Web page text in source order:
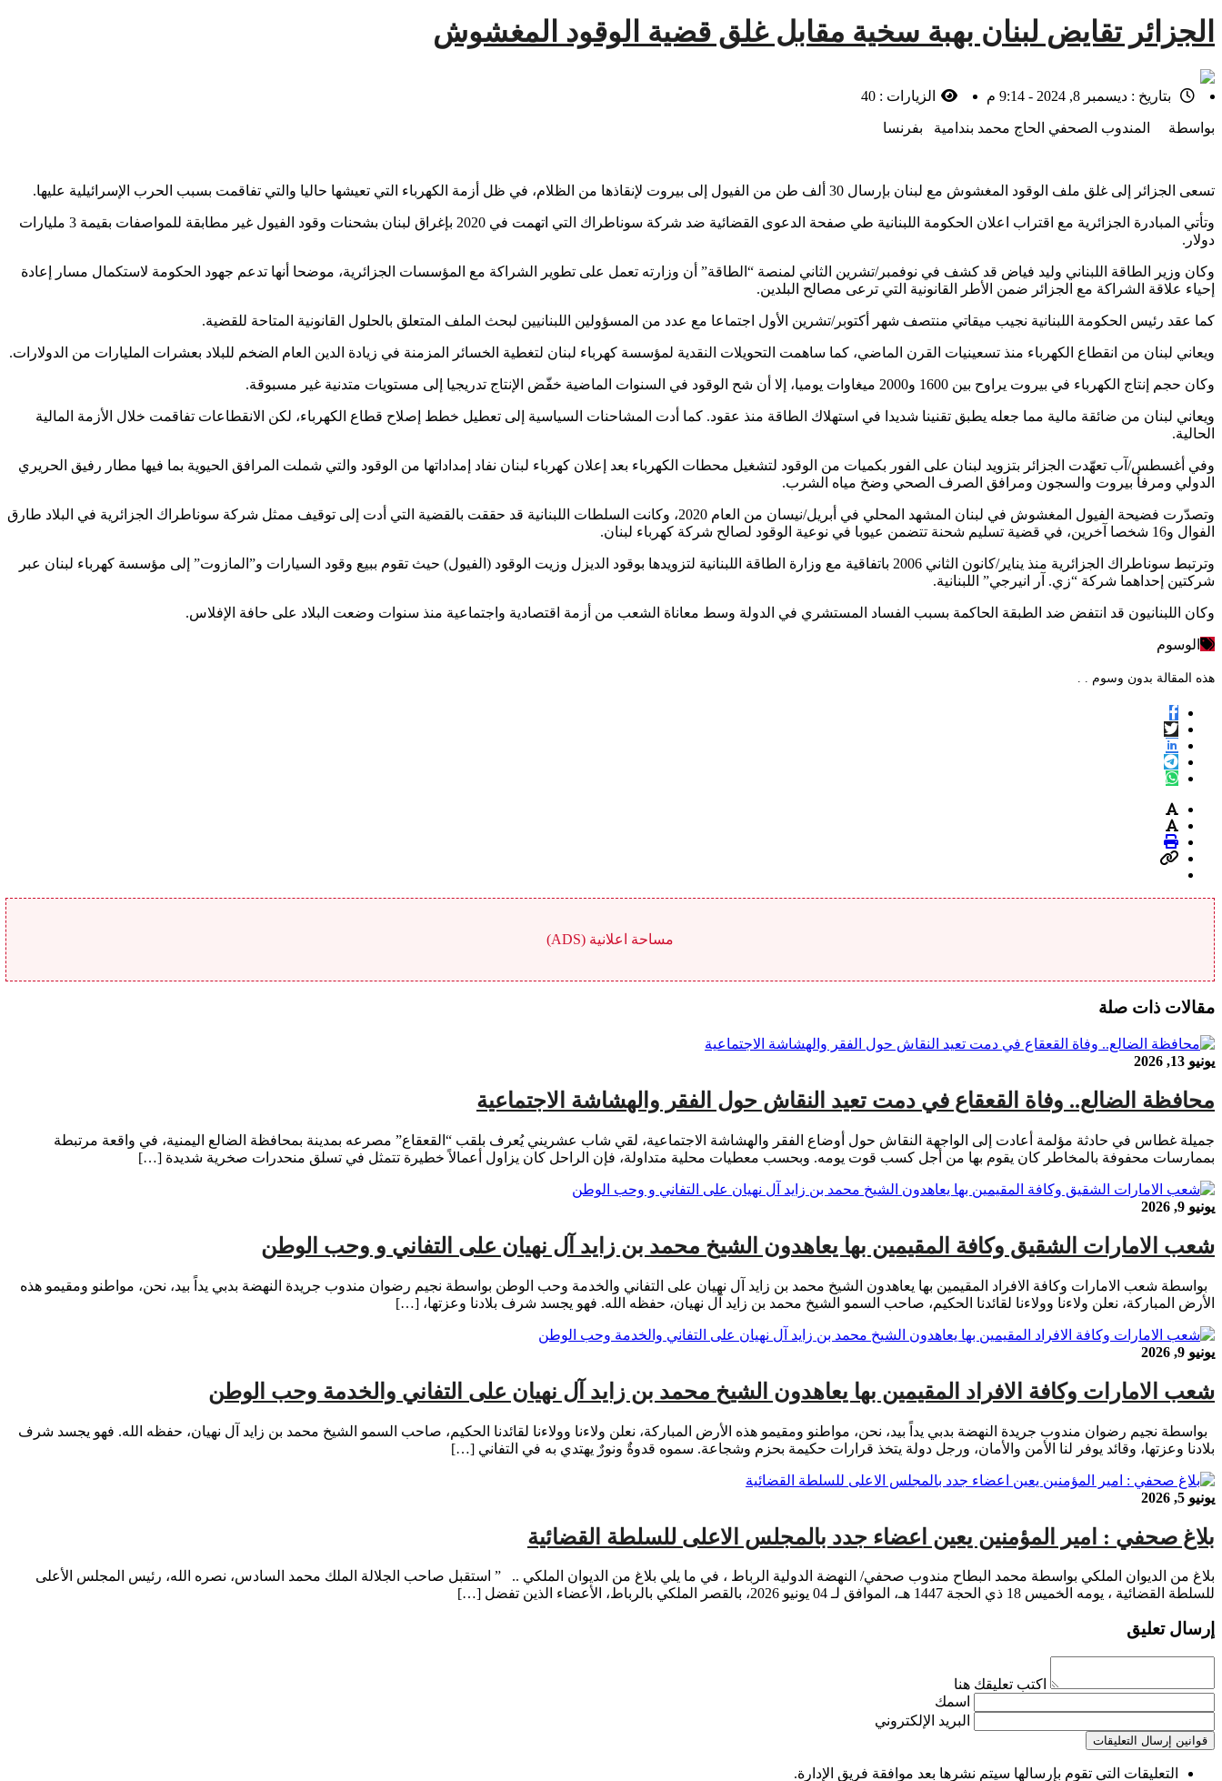
الجزائر تقايض لبنان بهبة سخية مقابل غلق قضية الوقود المغشوش
بتاريخ : ديسمبر 8, 2024 - 9:14 م الزيارات : 40
بواسطة المندوب الصحفي الحاج محمد بندامية بفرنسا
تسعى الجزائر إلى غلق ملف الوقود المغشوش مع لبنان بإرسال 30 ألف طن من الفيول إلى بيروت لإنقاذها من الظلام، في ظل أزمة الكهرباء التي تعيشها حاليا والتي تفاقمت بسبب الحرب الإسرائيلية عليها.
وتأتي المبادرة الجزائرية مع اقتراب اعلان الحكومة اللبنانية طي صفحة الدعوى القضائية ضد شركة سوناطراك التي اتهمت في 2020 بإغراق لبنان بشحنات وقود الفيول غير مطابقة للمواصفات بقيمة 3 مليارات
دولار.
وكان وزير الطاقة اللبناني وليد فياض قد كشف في نوفمبر/تشرين الثاني لمنصة “الطاقة” أن وزارته تعمل على تطوير الشراكة مع المؤسسات الجزائرية، موضحا أنها تدعم جهود الحكومة لاستكمال مسار إعادة
إحياء علاقة الشراكة مع الجزائر ضمن الأطر القانونية التي ترعى مصالح البلدين.
كما عقد رئيس الحكومة اللبنانية نجيب ميقاتي منتصف شهر أكتوبر/تشرين الأول اجتماعا مع عدد من المسؤولين اللبنانيين لبحث الملف المتعلق بالحلول القانونية المتاحة للقضية.
ويعاني لبنان من انقطاع الكهرباء منذ تسعينيات القرن الماضي، كما ساهمت التحويلات النقدية لمؤسسة كهرباء لبنان لتغطية الخسائر المزمنة في زيادة الدين العام الضخم للبلاد بعشرات المليارات من الدولارات.
وكان حجم إنتاج الكهرباء في بيروت يراوح بين 1600 و2000 ميغاوات يوميا، إلا أن شح الوقود في السنوات الماضية خفّض الإنتاج تدريجيا إلى مستويات متدنية غير مسبوقة.
ويعاني لبنان من ضائقة مالية مما جعله يطبق تقنينا شديدا في استهلاك الطاقة منذ عقود. كما أدت المشاحنات السياسية إلى تعطيل خطط إصلاح قطاع الكهرباء، لكن الانقطاعات تفاقمت خلال الأزمة المالية
الحالية.
وفي أغسطس/آب تعهّدت الجزائر بتزويد لبنان على الفور بكميات من الوقود لتشغيل محطات الكهرباء بعد إعلان كهرباء لبنان نفاد إمداداتها من الوقود والتي شملت المرافق الحيوية بما فيها مطار رفيق الحريري
الدولي ومرفأ بيروت والسجون ومرافق الصرف الصحي وضخ مياه الشرب.
وتصدّرت فضيحة الفيول المغشوش في لبنان المشهد المحلي في أبريل/نيسان من العام 2020، وكانت السلطات اللبنانية قد حققت بالقضية التي أدت إلى توقيف ممثل شركة سوناطراك الجزائرية في البلاد طارق
الفوال و16 شخصا آخرين، في قضية تسليم شحنة تتضمن عيوبا في نوعية الوقود لصالح شركة كهرباء لبنان.
وترتبط سوناطراك الجزائرية منذ يناير/كانون الثاني 2006 باتفاقية مع وزارة الطاقة اللبنانية لتزويدها بوقود الديزل وزيت الوقود (الفيول) حيث تقوم ببيع وقود السيارات و”المازوت” إلى مؤسسة كهرباء لبنان عبر
شركتين إحداهما شركة “زي. آر انيرجي” اللبنانية.
وكان اللبنانيون قد انتفض ضد الطبقة الحاكمة بسبب الفساد المستشري في الدولة وسط معاناة الشعب من أزمة اقتصادية واجتماعية منذ سنوات وضعت البلاد على حافة الإفلاس.
الوسوم
هذه المقالة بدون وسوم . .
مساحة اعلانية (ADS)
مقالات ذات صلة
يونيو 13, 2026
محافظة الضالع.. وفاة القعقاع في دمت تعيد النقاش حول الفقر والهشاشة الاجتماعية
جميلة غطاس في حادثة مؤلمة أعادت إلى الواجهة النقاش حول أوضاع الفقر والهشاشة الاجتماعية، لقي شاب عشريني يُعرف بلقب “القعقاع” مصرعه بمدينة بمحافظة الضالع اليمنية، في واقعة مرتبطة
بممارسات محفوفة بالمخاطر كان يقوم بها من أجل كسب قوت يومه. وبحسب معطيات محلية متداولة، فإن الراحل كان يزاول أعمالاً خطيرة تتمثل في تسلق منحدرات صخرية شديدة […]
يونيو 9, 2026
شعب الامارات الشقيق وكافة المقيمين بها يعاهدون الشيخ محمد بن زايد آل نهيان على التفاني و وحب الوطن
بواسطة شعب الامارات وكافة الافراد المقيمين بها يعاهدون الشيخ محمد بن زايد آل نهيان على التفاني والخدمة وحب الوطن بواسطة نجيم رضوان مندوب جريدة النهضة بدبي يداً بيد، نحن، مواطنو ومقيمو هذه
الأرض المباركة، نعلن ولاءنا وولاءنا لقائدنا الحكيم، صاحب السمو الشيخ محمد بن زايد آل نهيان، حفظه الله. فهو يجسد شرف بلادنا وعزتها، […]
يونيو 9, 2026
شعب الامارات وكافة الافراد المقيمين بها يعاهدون الشيخ محمد بن زايد آل نهيان على التفاني والخدمة وحب الوطن
بواسطة نجيم رضوان مندوب جريدة النهضة بدبي يداً بيد، نحن، مواطنو ومقيمو هذه الأرض المباركة، نعلن ولاءنا وولاءنا لقائدنا الحكيم، صاحب السمو الشيخ محمد بن زايد آل نهيان، حفظه الله. فهو يجسد شرف
بلادنا وعزتها، وقائد يوفر لنا الأمن والأمان، ورجل دولة يتخذ قرارات حكيمة بحزم وشجاعة. سموه قدوةٌ ونورٌ يهتدي به في التفاني […]
يونيو 5, 2026
بلاغ صحفي : امير المؤمنين يعين اعضاء جدد بالمجلس الاعلى للسلطة القضائية
بلاغ من الديوان الملكي بواسطة محمد البطاح مندوب صحفي/ النهضة الدولية الرباط ، في ما يلي بلاغ من الديوان الملكي .. ” استقبل صاحب الجلالة الملك محمد السادس، نصره الله، رئيس المجلس الأعلى
للسلطة القضائية ، يومه الخميس 18 ذي الحجة 1447 هـ، الموافق لـ 04 يونيو 2026، بالقصر الملكي بالرباط، الأعضاء الذين تفضل […]
إرسال تعليق
اكتب تعليقك هنا
اسمك
البريد الإلكتروني
قوانين إرسال التعليقات
التعليقات التي تقوم بإرسالها سيتم نشرها بعد موافقة فريق الإدارة.